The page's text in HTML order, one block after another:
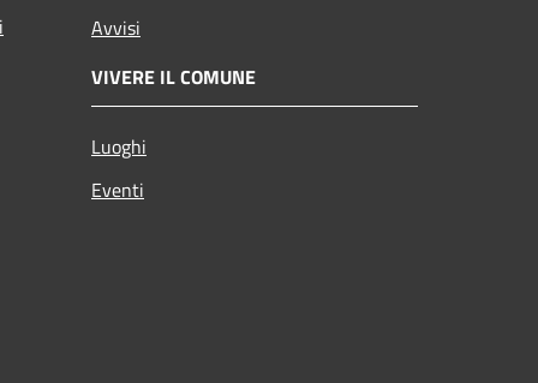
Avvisi
VIVERE IL COMUNE
Luoghi
Eventi